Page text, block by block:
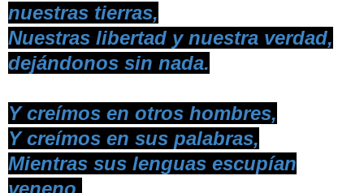
nuestras tierras,
Nuestras libertad y nuestra verdad,
dejándonos sin nada.
Y creímos en otros hombres,
Y creímos en sus palabras,
Mientras sus lenguas escupían
veneno,